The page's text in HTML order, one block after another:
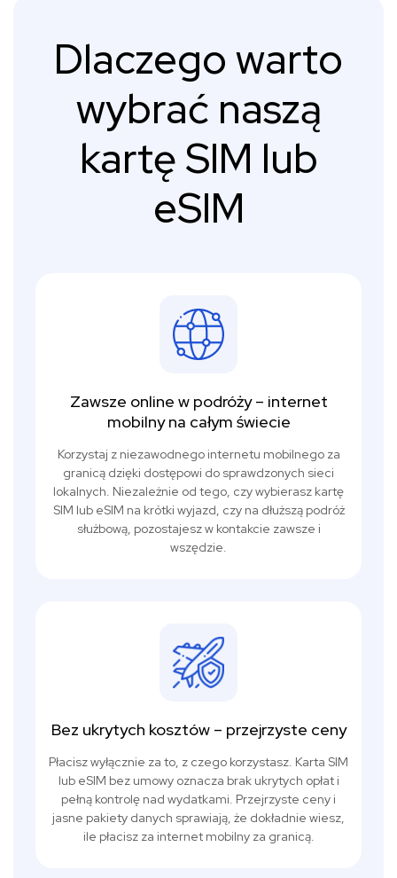
Dlaczego warto
wybrać naszą
kartę SIM lub
eSIM
Zawsze online w podróży – internet
mobilny na całym świecie
Korzystaj z niezawodnego internetu mobilnego za
granicą dzięki dostępowi do sprawdzonych sieci
lokalnych. Niezależnie od tego, czy wybierasz kartę
SIM lub eSIM na krótki wyjazd, czy na dłuższą podróż
służbową, pozostajesz w kontakcie zawsze i
wszędzie.
Bez ukrytych kosztów – przejrzyste ceny
Płacisz wyłącznie za to, z czego korzystasz. Karta SIM
lub eSIM bez umowy oznacza brak ukrytych opłat i
pełną kontrolę nad wydatkami. Przejrzyste ceny i
jasne pakiety danych sprawiają, że dokładnie wiesz,
ile płacisz za internet mobilny za granicą.